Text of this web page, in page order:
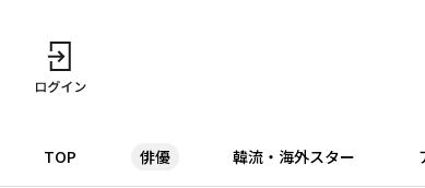
TOP 俳優 韓流・海外スター